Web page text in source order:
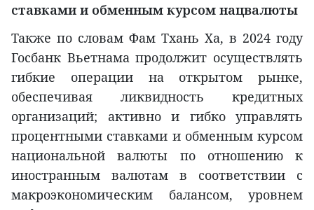
ставками и обменным курсом нацвалюты
Также по словам Фам Тхань Ха, в 2024 году
Госбанк Вьетнама продолжит осуществлять
гибкие операции на открытом рынке,
обеспечивая ликвидность кредитных
организаций; активно и гибко управлять
процентными ставками и обменным курсом
национальной валюты по отношению к
иностранным валютам в соответствии с
макроэкономическим балансом, уровнем